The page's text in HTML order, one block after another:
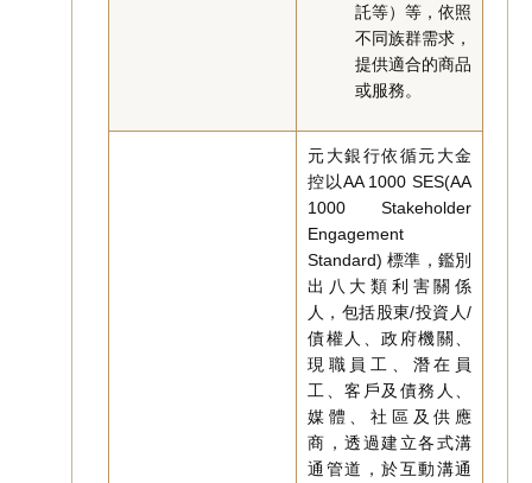
託等）等，依照
不同族群需求，
提供適合的商品
或服務。
元大銀行依循元大金
控以AA 1000 SES(AA
1000 Stakeholder
Engagement
Standard) 標準，鑑別
出八大類利害關係
人，包括股東/投資人/
債權人、政府機關、
現職員工、潛在員
工、客戶及債務人、
媒體、社區及供應
商，透過建立各式溝
通管道，於互動溝通